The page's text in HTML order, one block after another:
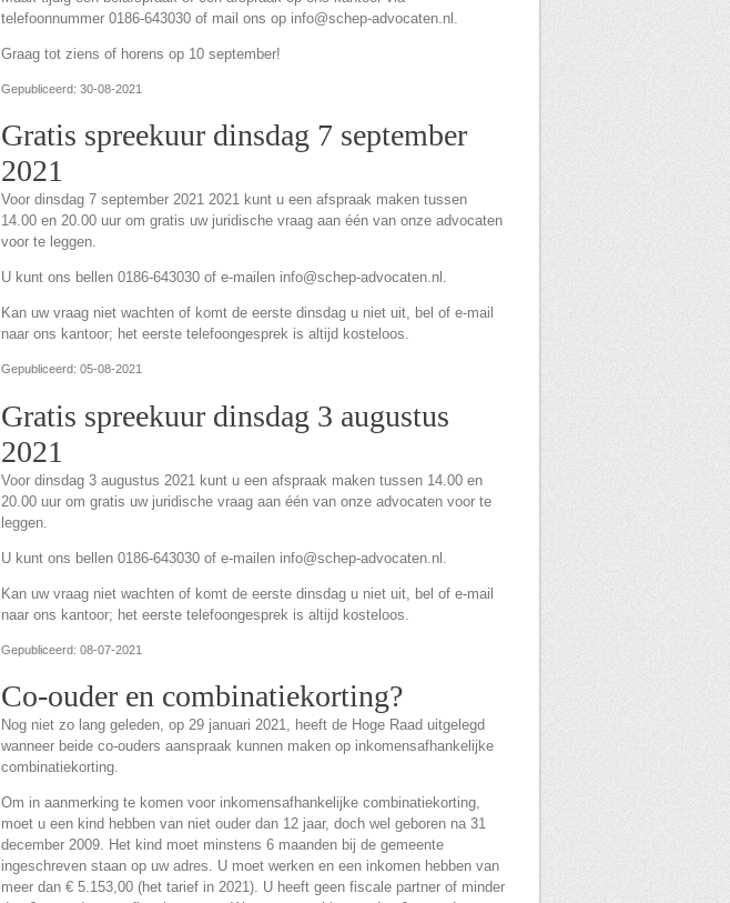
telefoonnummer 0186-643030 of mail ons op info@schep-advocaten.nl.
Graag tot ziens of horens op 10 september!
Gepubliceerd: 30-08-2021
Gratis spreekuur dinsdag 7 september
2021
Voor dinsdag 7 september 2021 2021 kunt u een afspraak maken tussen
14.00 en 20.00 uur om gratis uw juridische vraag aan één van onze advocaten
voor te leggen.
U kunt ons bellen 0186-643030 of e-mailen info@schep-advocaten.nl.
Kan uw vraag niet wachten of komt de eerste dinsdag u niet uit, bel of e-mail
naar ons kantoor; het eerste telefoongesprek is altijd kosteloos.
Gepubliceerd: 05-08-2021
Gratis spreekuur dinsdag 3 augustus
2021
Voor dinsdag 3 augustus 2021 kunt u een afspraak maken tussen 14.00 en
20.00 uur om gratis uw juridische vraag aan één van onze advocaten voor te
leggen.
U kunt ons bellen 0186-643030 of e-mailen info@schep-advocaten.nl.
Kan uw vraag niet wachten of komt de eerste dinsdag u niet uit, bel of e-mail
naar ons kantoor; het eerste telefoongesprek is altijd kosteloos.
Gepubliceerd: 08-07-2021
Co-ouder en combinatiekorting?
Nog niet zo lang geleden, op 29 januari 2021, heeft de Hoge Raad uitgelegd
wanneer beide co-ouders aanspraak kunnen maken op inkomensafhankelijke
combinatiekorting.
Om in aanmerking te komen voor inkomensafhankelijke combinatiekorting,
moet u een kind hebben van niet ouder dan 12 jaar, doch wel geboren na 31
december 2009. Het kind moet minstens 6 maanden bij de gemeente
ingeschreven staan op uw adres. U moet werken en een inkomen hebben van
meer dan € 5.153,00 (het tarief in 2021). U heeft geen fiscale partner of minder